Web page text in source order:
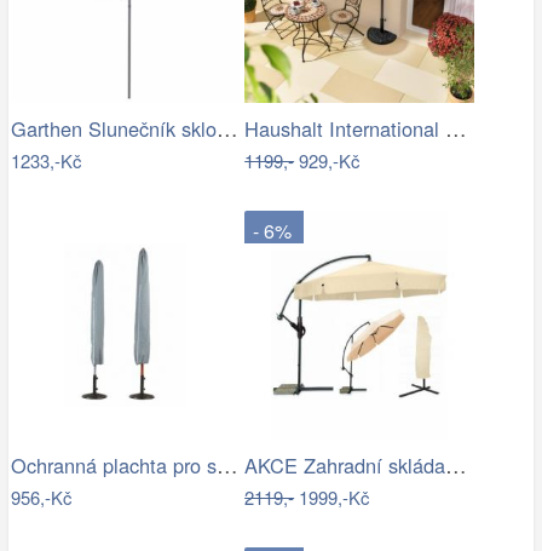
Garthen Slunečník sklopný s kličkou,…
1233,-Kč
Haushalt International Slunečník…
1199,-929,-Kč
Ochranná plachta pro slunečníky - GD
956,-Kč
- 6%
AKCE Zahradní skládací slunečník LEVI…
2119,-1999,-Kč